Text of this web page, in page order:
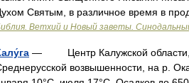
Святым, в различное время в
Ветхий и Новый заветы.
— Центр Калужской области,
возвышенности, на р.